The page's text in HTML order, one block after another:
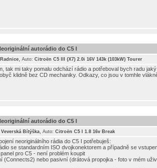
autorádio do C5 I
Radnice Auto: Citroën C5 III (X7) 2.0i 16V 143k (103kW) Tourer
tak mi taky pomalu odchází rádio a potřeboval bych radu
klidně bez CD mechaniky. Odkazy, co jsou v tomhle
autorádio do C5 I
Veverská Bítýška Auto: Citroën C5 I 1.8 16v Break
neoriginálního rádia do C5 I potřebuješ:
se standardním ISO dvojkonektorem a případně se
pro C5 - není problém koupit
(Connects2) nebo pasivní (drátová propojka - foto v mém